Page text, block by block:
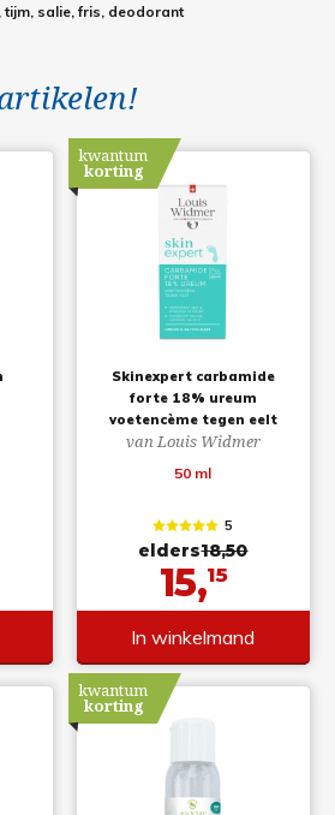
salie, fris, deodorant
Skinexpert carbamide
forte 18% ureum
voetencème tegen eelt
van Louis Widmer
50 ml
kwantum
korting
5
elders18,50
15,15
In winkelmand
kwantum
korting